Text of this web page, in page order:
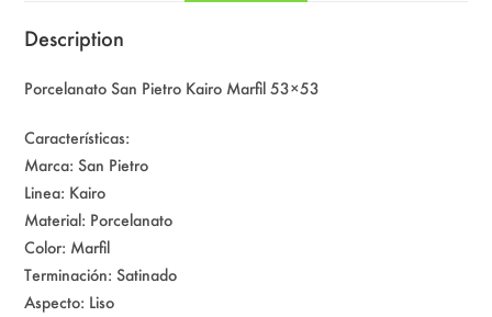
Description
Porcelanato San Pietro Kairo Marfil 53×53
Características:
Marca: San Pietro
Linea: Kairo
Material: Porcelanato
Color: Marfil
Terminación: Satinado
Aspecto: Liso